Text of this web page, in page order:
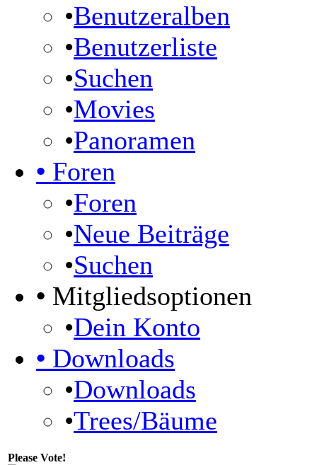
•Benutzeralben
•Benutzerliste
•Suchen
•Movies
•Panoramen
• Foren
•Foren
•Neue Beiträge
•Suchen
• Mitgliedsoptionen
•Dein Konto
• Downloads
•Downloads
•Trees/Bäume
Please Vote!